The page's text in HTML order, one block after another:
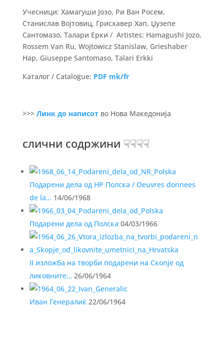
Учесници: Хамагуши Јозо, Ри Ван Росем,
Станислав Војтовиц, Грисхавер Хап, Џузепе
Сантомазо, Талари Ерки / Artistes: Hamagushi Jozo,
Rossem Van Ru, Wojtowicz Stanislaw, Grieshaber
Hap, Giuseppe Santomaso, Talari Erkki
Каталог / Catalogue: PDF mk/fr
>>> Линк до написотво Нова Македонија
слични содржини ☟☟☟☟
Подарени дела од НР Полска / Oeuvres donnees
de la… 14/06/1968
Подарени дела од Полска 04/03/1966
II изложба на творби подарени на Скопје од
ликовните… 26/06/1964
Иван Генералиќ22/06/1964